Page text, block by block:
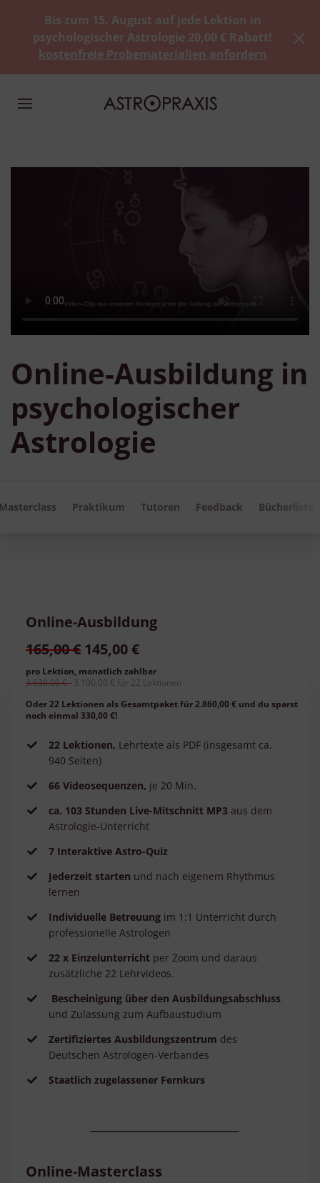
Bis zum 15. August auf jede Lektion in
psychologischer Astrologie 20,00 € Rabatt!
kostenfreie Probematerialien anfordern
Online-Ausbildung in
psychologischer
Astrologie
Praktikum Tutoren Feedback Bücherliste
Online-Ausbildung
165,00 € 145,00 €
pro Lektion, monatlich zahlbar
3.630,00 € 3.190,00 € für 22 Lektionen
Oder 22 Lektionen als Gesamtpaket für 2.860,00 € und du sparst
noch einmal 330,00 €!
22 Lektionen, Lehrtexte als PDF (insgesamt ca.
940 Seiten)
66 Videosequenzen, je 20 Min.
ca. 103 Stunden Live-Mitschnitt MP3 aus dem
Astrologie-Unterricht
7 Interaktive Astro-Quiz
Jederzeit starten und nach eigenem Rhythmus
lernen
Individuelle Betreuung im 1:1 Unterricht durch
professionelle Astrologen
22 x Einzelunterricht per Zoom und daraus
zusätzliche 22 Lehrvideos.
Bescheinigung über den Ausbildungsabschluss
und Zulassung zum Aufbaustudium
Zertifiziertes Ausbildungszentrum des
Deutschen Astrologen-Verbandes
Staatlich zugelassener Fernkurs
Online-Masterclass